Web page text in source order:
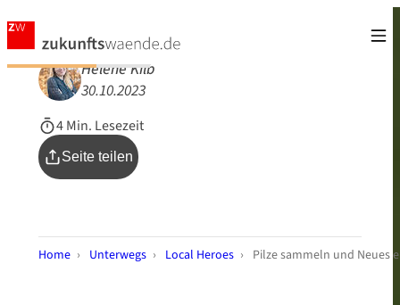
Helene Kilb
30.10.2023
4 Min. Lesezeit
Seite teilen
Home › Unterwegs › Local Heroes › Pilze sammeln und Neues